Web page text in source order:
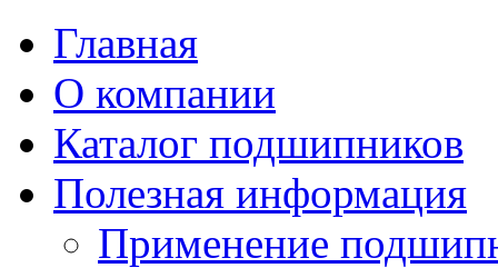
Главная
О компании
Каталог подшипников
Полезная информация
Применение